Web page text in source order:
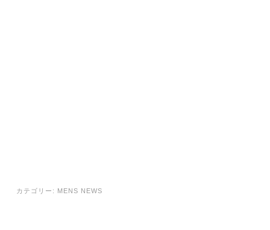
カテゴリー: MENS NEWS